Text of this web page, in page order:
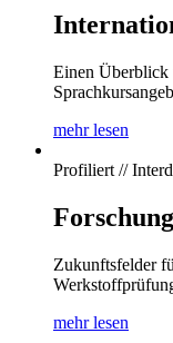
Einen Überblick
mehr lesen
Profiliert //
Forschung
Zukunftsfelder
mehr lesen